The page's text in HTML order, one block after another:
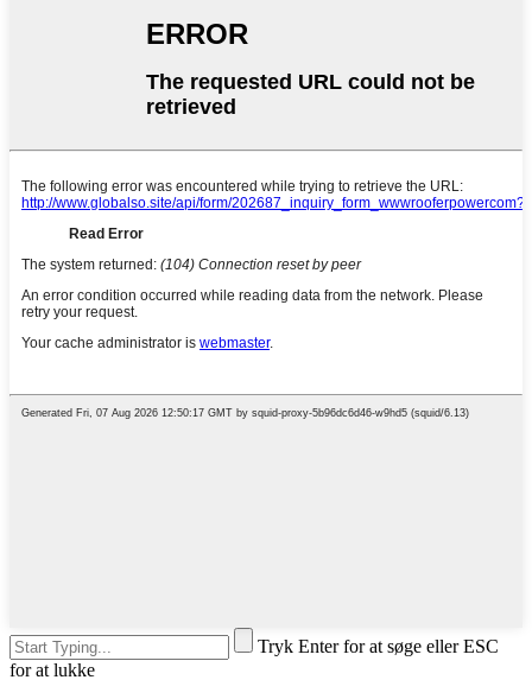
Tryk Enter for at søge eller ESC
for at lukke